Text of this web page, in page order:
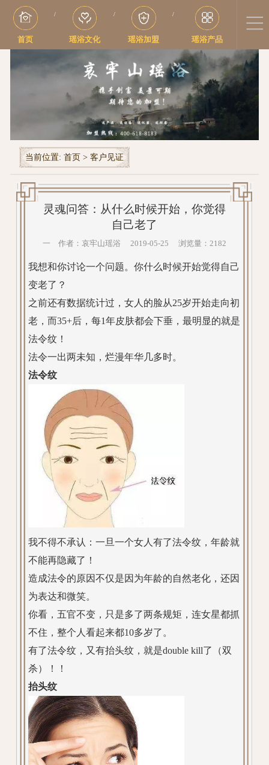
首页
/
瑶浴文化
/
瑶浴加盟
/
瑶浴产品
当前位置: 首页 > 客户见证
灵魂问答：从什么时候开始，你觉得
自己老了
一 作者：哀牢山瑶浴 2019-05-25 浏览量：2182
我想和你讨论一个问题。你什么时候开始觉得自己
变老了？
之前还有数据统计过，女人的脸从25岁开始走向初
老，而35+后，每1年皮肤都会下垂，最明显的就是
法令纹！
法令一出两未知，烂漫年华几多时。
法令纹
我不得不承认：一旦一个女人有了法令纹，年龄就
不能再隐藏了！
造成法令的原因不仅是因为年龄的自然老化，还因
为表达和微笑。
你看，五官不变，只是多了两条规矩，连女星都抓
不住，整个人看起来都10多岁了。
有了法令纹，又有抬头纹，就是double kill了（双
杀）！！
抬头纹